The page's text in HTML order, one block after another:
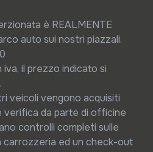
è REALMENTE
auto sui nostri piazzali.
il prezzo indicato si
veicoli vengono acquisiti
verifica da parte di officine
controlli completi sulle
carrozzeria ed un check-out